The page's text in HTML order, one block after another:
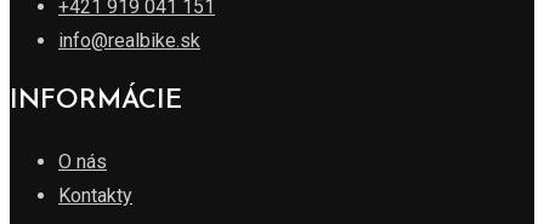
+421 919 041 151
info@realbike.sk
INFORMÁCIE
O nás
Kontakty